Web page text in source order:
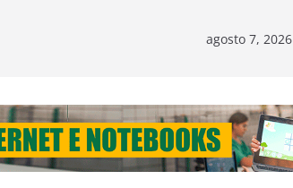
agosto 7, 2026